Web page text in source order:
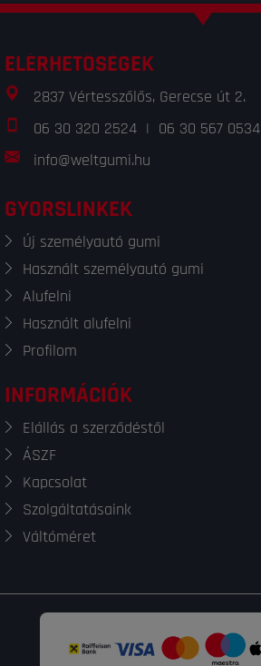
ELÉRHETŐSÉGEK
2837 Vértesszőlős, Gerecse út 2.
06 30 320 2524 | 06 30 567 0534
info@weltgumi.hu
GYORSLINKEK
Új személyautó gumi
Használt személyautó gumi
Alufelni
Használt alufelni
Profilom
INFORMÁCIÓK
Elállás a szerződéstől
ÁSZF
Kapcsolat
Szolgáltatásaink
Váltóméret